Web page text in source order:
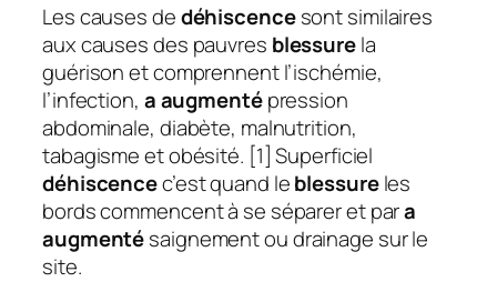
Les causes dedéhiscencesont similaires
aux causes des pauvres blessurela
guérison et comprennent l’ischémie,
l’infection, a augmentépression
abdominale, diabète, malnutrition,
tabagisme et obésité. [1] Superficiel
déhiscencec’est quand leblessureles
bords commencent à se séparer et para
augmentésaignement ou drainage sur le
site.